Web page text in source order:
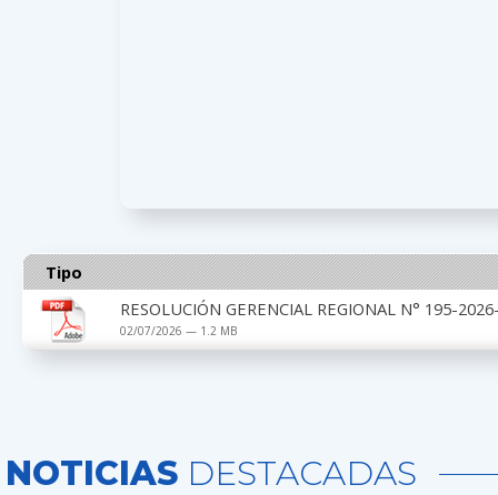
Tipo
RESOLUCIÓN GERENCIAL REGIONAL N° 195-
02/07/2026 — 1.2 MB
NOTICIAS DESTACADAS